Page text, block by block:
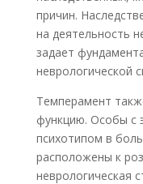
причин.
на деятельность
задает
неврологической
Темперамент
функцию. Особы с
психотипом в
расположены к
неврологическая